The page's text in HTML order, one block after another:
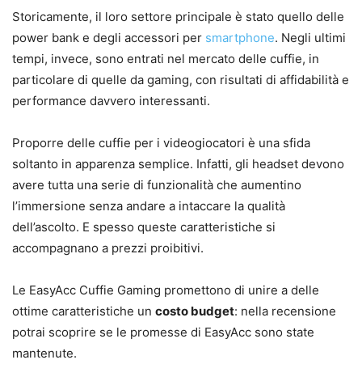
Storicamente, il loro settore principale è stato quello delle
power bank e degli accessori per smartphone. Negli ultimi
tempi, invece, sono entrati nel mercato delle cuffie, in
particolare di quelle da gaming, con risultati di affidabilità e
performance davvero interessanti.
Proporre delle cuffie per i videogiocatori è una sfida
soltanto in apparenza semplice. Infatti, gli headset devono
avere tutta una serie di funzionalità che aumentino
l’immersione senza andare a intaccare la qualità
dell’ascolto. E spesso queste caratteristiche si
accompagnano a prezzi proibitivi.
Le EasyAcc Cuffie Gaming promettono di unire a delle
ottime caratteristiche un costo budget: nella recensione
potrai scoprire se le promesse di EasyAcc sono state
mantenute.